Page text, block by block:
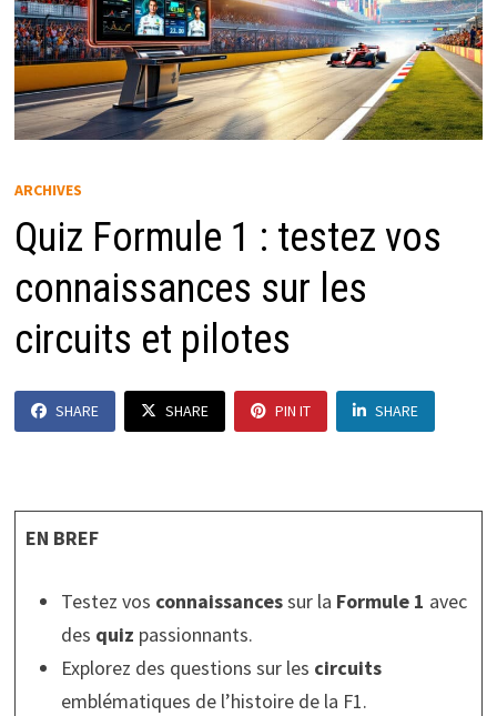
ARCHIVES
Quiz Formule 1 : testez vos
connaissances sur les
circuits et pilotes
SHARE SHARE PIN IT SHARE
EN BREF
Testez vos connaissancessur la Formule 1 avec
des quiz passionnants.
Explorez des questions sur les circuits
emblématiques de l’histoire de la F1.